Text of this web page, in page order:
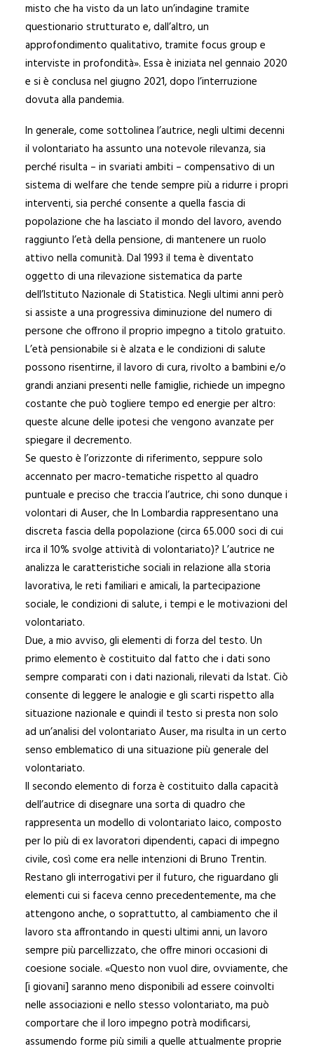
misto che ha visto da un lato un’indagine tramite
questionario strutturato e, dall’altro, un
approfondimento qualitativo, tramite focus group e
interviste in profondità». Essa è iniziata nel gennaio 2020
e si è conclusa nel giugno 2021, dopo l’interruzione
dovuta alla pandemia.
In generale, come sottolinea l’autrice, negli ultimi decenni
il volontariato ha assunto una notevole rilevanza, sia
perché risulta – in svariati ambiti – compensativo di un
sistema di welfare che tende sempre più a ridurre i propri
interventi, sia perché consente a quella fascia di
popolazione che ha lasciato il mondo del lavoro, avendo
raggiunto l’età della pensione, di mantenere un ruolo
attivo nella comunità. Dal 1993 il tema è diventato
oggetto di una rilevazione sistematica da parte
dell’Istituto Nazionale di Statistica. Negli ultimi anni però
si assiste a una progressiva diminuzione del numero di
persone che offrono il proprio impegno a titolo gratuito.
L’età pensionabile si è alzata e le condizioni di salute
possono risentirne, il lavoro di cura, rivolto a bambini e/o
grandi anziani presenti nelle famiglie, richiede un impegno
costante che può togliere tempo ed energie per altro:
queste alcune delle ipotesi che vengono avanzate per
spiegare il decremento.
Se questo è l’orizzonte di riferimento, seppure solo
accennato per macro-tematiche rispetto al quadro
puntuale e preciso che traccia l’autrice, chi sono dunque i
volontari di Auser, che In Lombardia rappresentano una
discreta fascia della popolazione (circa 65.000 soci di cui
irca il 10% svolge attività di volontariato)? L’autrice ne
analizza le caratteristiche sociali in relazione alla storia
lavorativa, le reti familiari e amicali, la partecipazione
sociale, le condizioni di salute, i tempi e le motivazioni del
volontariato.
Due, a mio avviso, gli elementi di forza del testo. Un
primo elemento è costituito dal fatto che i dati sono
sempre comparati con i dati nazionali, rilevati da Istat. Ciò
consente di leggere le analogie e gli scarti rispetto alla
situazione nazionale e quindi il testo si presta non solo
ad un’analisi del volontariato Auser, ma risulta in un certo
senso emblematico di una situazione più generale del
volontariato.
Il secondo elemento di forza è costituito dalla capacità
dell’autrice di disegnare una sorta di quadro che
rappresenta un modello di volontariato laico, composto
per lo più di ex lavoratori dipendenti, capaci di impegno
civile, così come era nelle intenzioni di Bruno Trentin.
Restano gli interrogativi per il futuro, che riguardano gli
elementi cui si faceva cenno precedentemente, ma che
attengono anche, o soprattutto, al cambiamento che il
lavoro sta affrontando in questi ultimi anni, un lavoro
sempre più parcellizzato, che offre minori occasioni di
coesione sociale. «Questo non vuol dire, ovviamente, che
[i giovani] saranno meno disponibili ad essere coinvolti
nelle associazioni e nello stesso volontariato, ma può
comportare che il loro impegno potrà modificarsi,
assumendo forme più simili a quelle attualmente proprie